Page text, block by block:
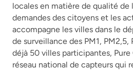
locales en matière de qualité de
demandes des citoyens et les
accompagne les villes dans le
de surveillance des PM1, PM2,5,
déjà 50 villes participantes,
réseau national de capteurs qui